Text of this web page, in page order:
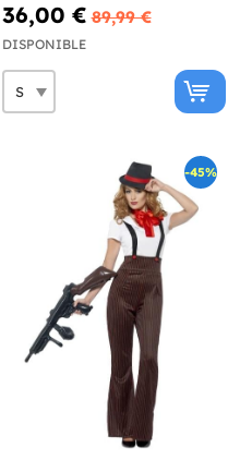
36,00 € 89,99 €
DISPONIBLE
-45%